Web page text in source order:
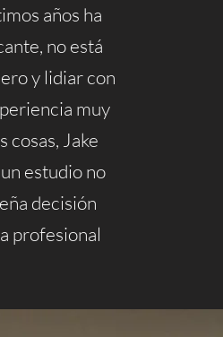
años ha
no está
y lidiar con
muy
cosas, Jake
estudio no
decisión
profesional